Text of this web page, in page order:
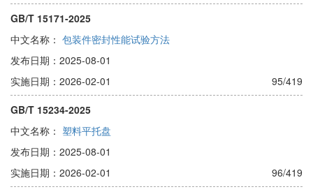
GB/T 15171-2025
中文名称： 包装件密封性能试验方法
发布日期：2025-08-01
实施日期：2026-02-01
95/419
GB/T 15234-2025
中文名称： 塑料平托盘
发布日期：2025-08-01
实施日期：2026-02-01
96/419